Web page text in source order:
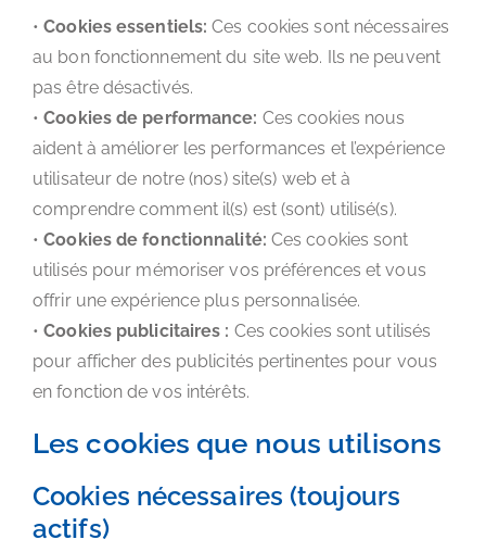
•Cookies essentiels: Ces cookies sont nécessaires
au bon fonctionnement du site web. Ils ne peuvent
pas être désactivés.
•Cookies de performance: Ces cookies nous
aident à améliorer les performances et l’expérience
utilisateur de notre (nos) site(s) web et à
comprendre comment il(s) est (sont) utilisé(s).
• Cookies de fonctionnalité: Ces cookies sont
utilisés pour mémoriser vos préférences et vous
offrir une expérience plus personnalisée.
• Cookies publicitaires : Ces cookies sont utilisés
pour afficher des publicités pertinentes pour vous
en fonction de vos intérêts.
Les cookies que nous utilisons
Cookies nécessaires (toujours
actifs)